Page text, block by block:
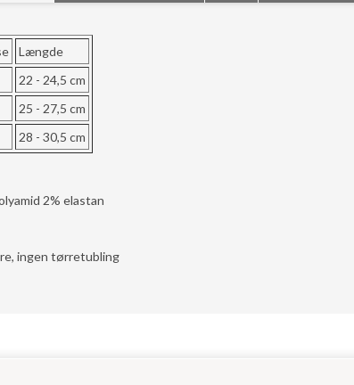
Længde
22 - 24,5 cm
25 - 27,5 cm
28 - 30,5 cm
2% elastan
ingen tørretubling